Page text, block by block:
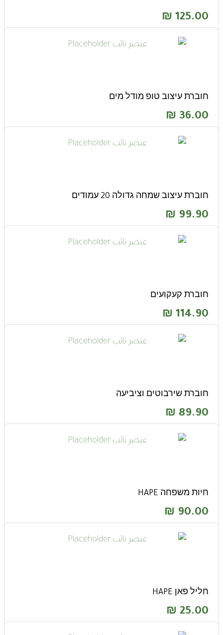
125.00
₪
חוברת עיצוב טופ מודל מים
36.00
₪
חוברת עיצוב שמחה גדולה 20 עמודים
99.90
₪
חוברת קעקועים
114.90
₪
חוברת שירבוטים וציביעה
89.90
₪
חיות משפחה HAPE
90.00
₪
חליל פאן HAPE
25.00
₪